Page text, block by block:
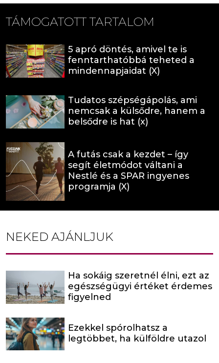
TÁMOGATOTT TARTALOM
5 apró döntés, amivel te is
fenntarthatóbbá teheted a
mindennapjaidat (X)
Tudatos szépségápolás, ami
nemcsak a külsődre, hanem a
belsődre is hat (x)
A futás csak a kezdet – így
segít életmódot váltani a
Nestlé és a SPAR ingyenes
programja (X)
NEKED AJÁNLJUK
Ha sokáig szeretnél élni, ezt az
egészségügyi értéket érdemes
figyelned
Ezekkel spórolhatsz a
legtöbbet, ha külföldre utazol